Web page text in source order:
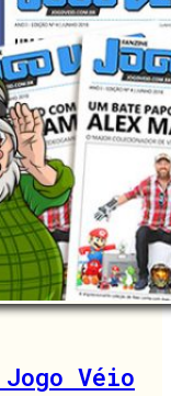
Véio